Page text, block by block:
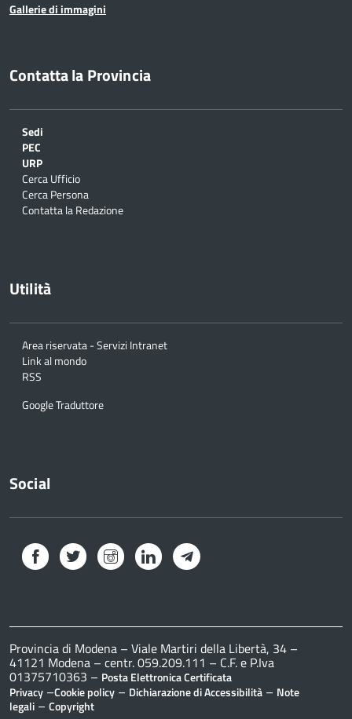
Gallerie di immagini
Contatta la Provincia
Sedi
PEC
URP
Cerca Ufficio
Cerca Persona
Contatta la Redazione
Utilità
Area riservata - Servizi Intranet
Link al mondo
RSS
Google Traduttore
Social
Facebook Twitter InstagramLinkedInTelegram
Provincia di Modena – Viale Martiri della Libertà, 34 –
41121 Modena – centr. 059.209.111 – C.F. e P.Iva
01375710363 – Posta Elettronica Certificata
Privacy –Cookie policy – Dichiarazione di Accessibilità – Note
legali – Copyright